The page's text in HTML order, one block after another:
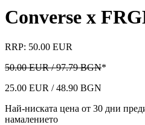
Converse x
RRP: 50.00 EUR
50.00 EUR / 97.79 BGN*
25.00 EUR / 48.90 BGN
Най-ниската цена от 30 дни
намалението